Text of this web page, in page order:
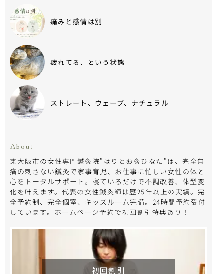
痛みと感情は別
疲れてる、という状態
ストレート、ウェーブ、ナチュラル
About
東大阪市の女性専門鍼灸院”はりとお灸ひなた”は、完全無
痛の刺さない鍼灸で家事育児、お仕事に忙しい女性の体と
心をトータルサポート。寝ているだけで不調改善、体型変
化を叶えます。代表の女性鍼灸師は歴25年以上の実績。完
全予約制、完全個室、キッズルーム完備。24時間予約受付
しています。ホームページ予約で初回割引特典あり！
初回割引